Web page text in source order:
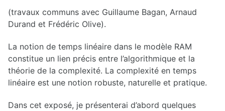
2020-2021
2018-2019
2016-2017
2014-2015
2013-2014
2012-2013
2009-2010
(travaux communs avec Guillaume Bagan, Arnaud
Durand et Frédéric Olive).
La notion de temps linéaire dans le modèle RAM
constitue un lien précis entre l’algorithmique et la
théorie de la complexité. La complexité en temps
linéaire est une notion robuste, naturelle et pratique.
Dans cet exposé, je présenterai d’abord quelques